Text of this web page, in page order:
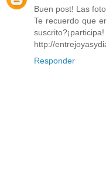
Buen post! Las
Te recuerdo que
suscrito?¡participa!
http://
Responder